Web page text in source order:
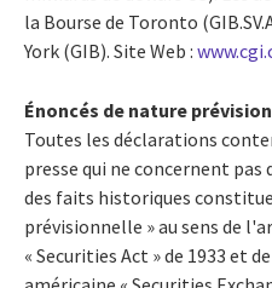
la Bourse de Toronto
York (GIB). Site Web :
Énoncés de nature
Toutes les déclarations
presse qui ne concernent
des faits historiques
prévisionnelle » au sens de
« Securities Act » de 1933 et